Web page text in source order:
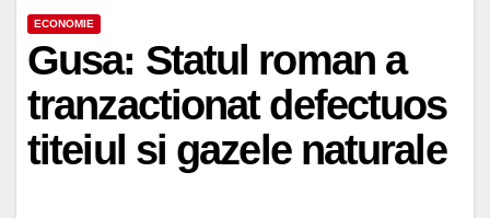
ECONOMIE
Gusa: Statul roman a
tranzactionat defectuos
titeiul si gazele naturale